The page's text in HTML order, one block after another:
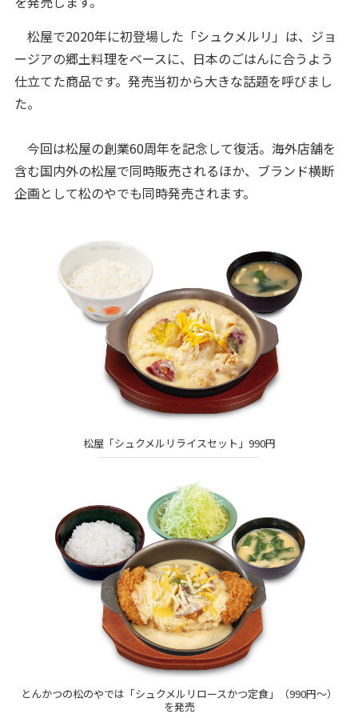
松屋で2020年に初登場した「シュクメルリ」は、ジョ
ージアの郷土料理をベースに、日本のごはんに合うよう
仕立てた商品です。発売当初から大きな話題を呼びまし
た。
今回は松屋の創業60周年を記念して復活。海外店舗を
含む国内外の松屋で同時販売されるほか、ブランド横断
企画として松のやでも同時発売されます。
松屋「シュクメルリライスセット」990円
とんかつの松のやでは「シュクメルリロースかつ定食」（990円～）
を発売